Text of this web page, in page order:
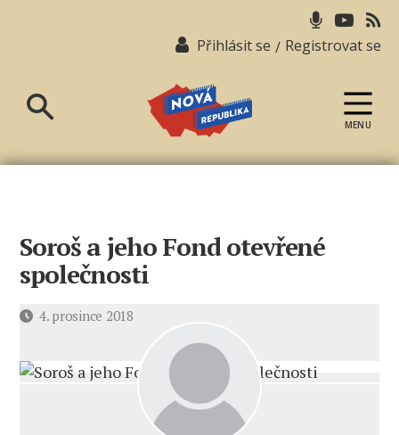
Přihlásit se / Registrovat se
republika
MENU
Soroš a jeho Fond otevřené
společnosti
Datum4. prosince 2018